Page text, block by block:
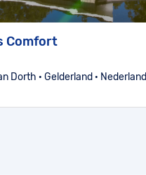
Comfort
Dorth · Gelderland · Nederland